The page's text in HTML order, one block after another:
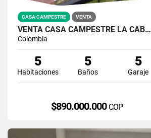
CASA CAMPESTRE VENTA
VENTA CASA CAMPESTRE LA CAB…
Colombia
5
Habitaciones
5
Baños
5
Garaje
$890.000.000 COP